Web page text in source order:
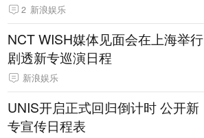
2 新浪娱乐
NCT WISH媒体见面会在上海举行
剧透新专巡演日程
新浪娱乐
UNIS开启正式回归倒计时 公开新
专宣传日程表